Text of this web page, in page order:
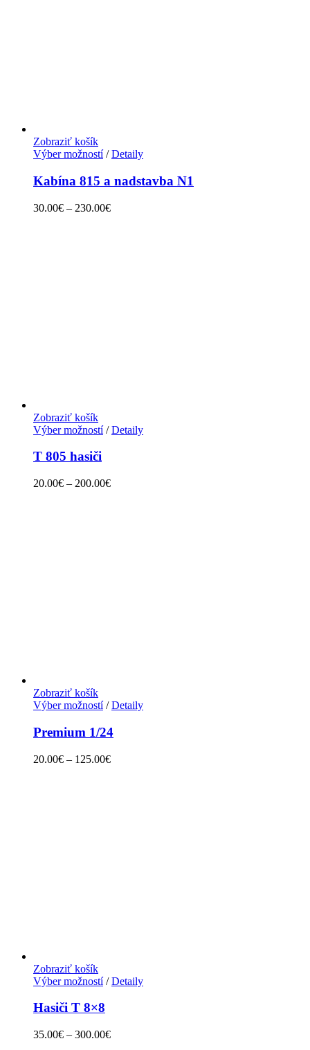
Zobraziť košík
Výber možností/ Detaily
Kabína 815 a nadstavba N1
30.00€ – 230.00€
Zobraziť košík
Výber možností/ Detaily
T 805 hasiči
20.00€ – 200.00€
Zobraziť košík
Výber možností/ Detaily
Premium 1/24
20.00€ – 125.00€
Zobraziť košík
Výber možností/ Detaily
Hasiči T 8×8
35.00€ – 300.00€